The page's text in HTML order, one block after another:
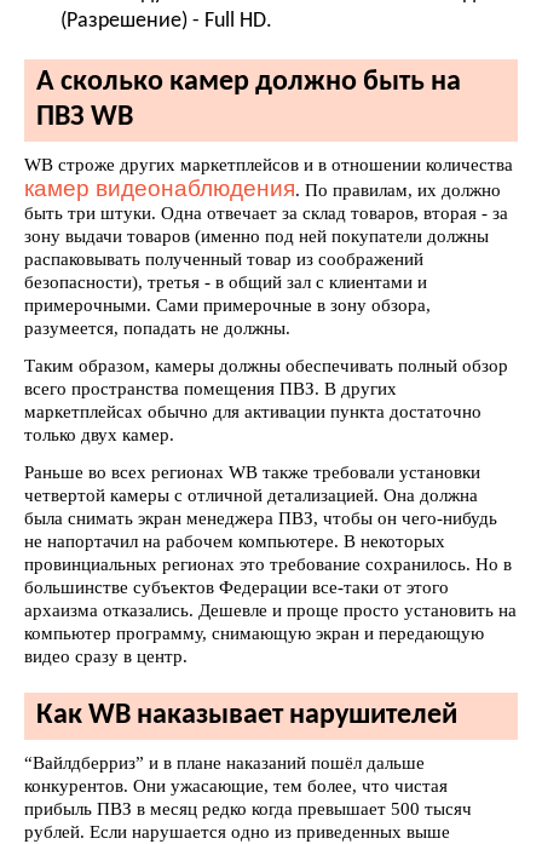
(Разрешение) - Full HD.
А сколько камер должно быть на
ПВЗ WB
WB строже других маркетплейсов и в отношении количества
камер видеонаблюдения. По правилам, их должно
быть три штуки. Одна отвечает за склад товаров, вторая - за
зону выдачи товаров (именно под ней покупатели должны
распаковывать полученный товар из соображений
безопасности), третья - в общий зал с клиентами и
примерочными. Сами примерочные в зону обзора,
разумеется, попадать не должны.
Таким образом, камеры должны обеспечивать полный обзор
всего пространства помещения ПВЗ. В других
маркетплейсах обычно для активации пункта достаточно
только двух камер.
Раньше во всех регионах WB также требовали установки
четвертой камеры с отличной детализацией. Она должна
была снимать экран менеджера ПВЗ, чтобы он чего-нибудь
не напортачил на рабочем компьютере. В некоторых
провинциальных регионах это требование сохранилось. Но в
большинстве субъектов Федерации все-таки от этого
архаизма отказались. Дешевле и проще просто установить на
компьютер программу, снимающую экран и передающую
видео сразу в центр.
Как WB наказывает нарушителей
“Вайлдберриз” и в плане наказаний пошёл дальше
конкурентов. Они ужасающие, тем более, что чистая
прибыль ПВЗ в месяц редко когда превышает 500 тысяч
рублей. Если нарушается одно из приведенных выше